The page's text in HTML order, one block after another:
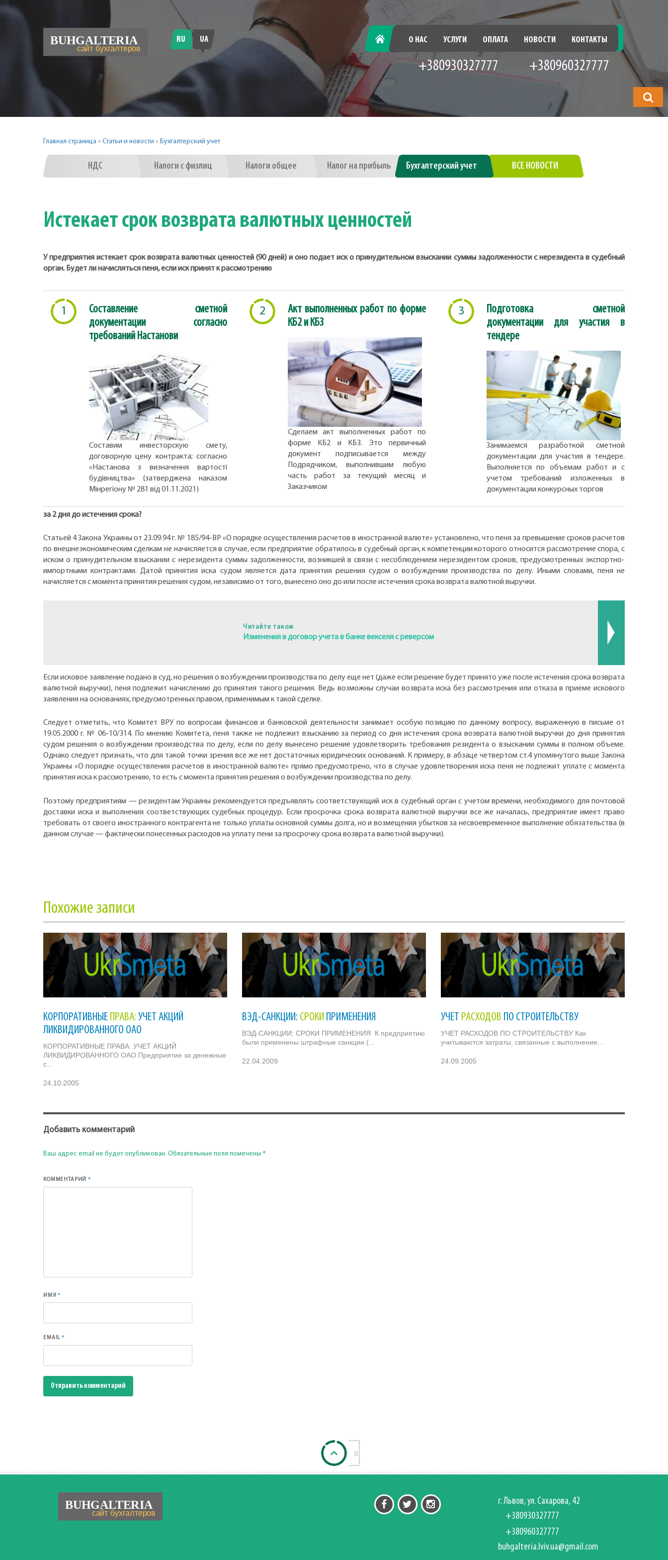
будете
RU UA ГЛАВНАЯ О НАС УСЛУГИ ОПЛАТА НОВОСТИ КОНТАКТЫ
+380930327777 +380960327777
Главная страница » Статьи и новости » Бухгалтерский учет
НДС Налоги с физлиц Налоги общее Налог на прибыль Бухгалтерский учет ВСЕ НОВОСТИ
Истекает срок возврата валютных ценностей
У предприятия истекает срок возврата валютных ценностей (90 дней) и оно подает иск о принудительном взыскании суммы задолженности с нерезидента в судебный
орган. Будет ли начисляться пеня, если иск принят к рассмотрению
1
Составление сметной
документации согласно
требований Настанови
Составим инвесторскую смету,
договорную цену контракта; согласно
«Настанова з визначення вартості
будівництва» (затверджена наказом
Мінрегіону № 281 від 01.11.2021)
2
Акт выполненных работ по форме
КБ2 и КБ3
Сделаем акт выполненных работ по
форме КБ2 и КБ3. Это первичный
документ подписывается между
Подрядчиком, выполнившим любую
часть работ за текущий месяц и
Заказчиком
3
Подготовка сметной
документации для участия в
тендере
Занимаемся разработкой сметной
документации для участия в тендере.
Выполняется по объемам работ и с
учетом требований изложенных в
документации конкурсных торгов
за 2 дня до истечения срока?
Статьей 4 Закона Украины от 23.09.94 г. № 185/94-ВР «О порядке осуществления расчетов в иностранной валюте» установлено, что пеня за превышение сроков расчетов
по внешнеэкономическим сделкам не начисляется в случае, если предприятие обратилось в судебный орган, к компетенции которого относится рассмотрение спора, с
иском о принудительном взыскании с нерезидента суммы задолженности, возникшей в связи с несоблюдением нерезидентом сроков, предусмотренных экспортно-
импортными контрактами. Датой принятия иска судом является дата принятия решения судом о возбуждении производства по делу. Иными словами, пеня не
начисляется с момента принятия решения судом, независимо от того, вынесено оно до или после истечения срока возврата валютной выручки.
Читайте також
Изменения в договор учета в банке векселя с реверсом
Если исковое заявление подано в суд, но решения о возбуждении производства по делу еще нет (даже если решение будет принято уже после истечения срока возврата
валютной выручки), пеня подлежит начислению до принятия такого решения. Ведь возможны случаи возврата иска без рассмотрения или отказа в приеме искового
заявления на основаниях, предусмотренных правом, применимым к такой сделке.
Следует отметить, что Комитет ВРУ по вопросам финансов и банковской деятельности занимает особую позицию по данному вопросу, выраженную в письме от
19.05.2000 г. № 06-10/314. По мнению Комитета, пеня также не подлежит взысканию за период со дня истечения срока возврата валютной выручки до дня принятия
судом решения о возбуждении производства по делу, если по делу вынесено решение удовлетворить требования резидента о взыскании суммы в полном объеме.
Однако следует признать, что для такой точки зрения все же нет достаточных юридических оснований. К примеру, в абзаце четвертом ст.4 упомянутого выше Закона
Украины «О порядке осуществления расчетов в иностранной валюте» прямо предусмотрено, что в случае удовлетворения иска пеня не подлежит уплате с момента
принятия иска к рассмотрению, то есть с момента принятия решения о возбуждении производства по делу.
Поэтому предприятиям — резидентам Украины рекомендуется предъявлять соответствующий иск в судебный орган с учетом времени, необходимого для почтовой
доставки иска и выполнения соответствующих судебных процедур. Если просрочка срока возврата валютной выручки все же началась, предприятие имеет право
требовать от своего иностранного контрагента не только уплаты основной суммы долга, но и возмещения убытков за несвоевременное выполнение обязательства (в
данном случае — фактически понесенных расходов на уплату пени за просрочку срока возврата валютной выручки).
Похожие записи
КОРПОРАТИВНЫЕ ПРАВА: УЧЕТ АКЦИЙ
ЛИКВИДИРОВАННОГО ОАО
КОРПОРАТИВНЫЕ ПРАВА: УЧЕТ АКЦИЙ
ЛИКВИДИРОВАННОГО ОАО Предприятие за денежные
с...
24.10.2005
ВЭД-САНКЦИИ: СРОКИ ПРИМЕНЕНИЯ
ВЭД-САНКЦИИ: СРОКИ ПРИМЕНЕНИЯ К предприятию
были применены штрафные санкции (...
22.04.2009
УЧЕТ РАСХОДОВ ПО СТРОИТЕЛЬСТВУ
УЧЕТ РАСХОДОВ ПО СТРОИТЕЛЬСТВУ Как
учитываются затраты, связанные с выполнение...
24.09.2005
Добавить комментарий
Ваш адрес email не будет опубликован. Обязательные поля помечены *
КОММЕНТАРИЙ*
ИМЯ*
EMAIL*
г. Львов, ул. Сахарова, 42
+380930327777
+380960327777
buhgalteria.lviv.ua@gmail.com